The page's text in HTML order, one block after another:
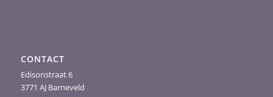
CONTACT
Edisonstraat 6
3771 AJ Barneveld